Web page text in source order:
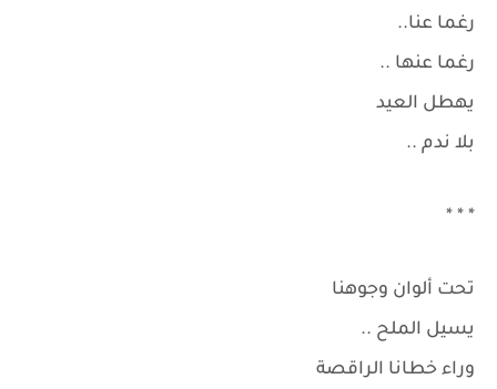
رغما عنا..
رغما عنها ..
يهطل العيد
بلا ندم ..
* * *
تحت ألوان وجوهنا
يسيل الملح ..
وراء خطانا الراقصة